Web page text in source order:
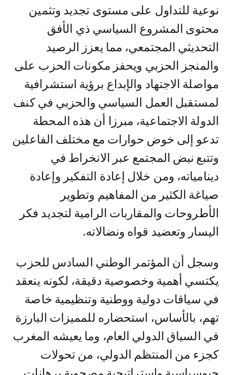
نوعية للتداول على مستوى تجديد وتثمين
محتوى المشروع السياسي ذي الأفق
التحديثي المجتمعي، مما يعزز الرصيد
والمنجز الحزبي ويحفز مكونات الحزب على
مواصلة الاجتهاد والإبداع برؤية استشرافية
لمستقبل العمل السياسي والحزبي في كنف
الدولة الاجتماعية، مبرزا أن هذه المحطة
تدعو إلى خوض حوارات مع مختلف الفاعلين
وتتبع نبض المجتمع عبر الانخراط في
دينامياته، ومن خلال إعادة التفكير وإعادة
صياغة الكثير من المفاهيم وتطوير
الأطروحات والمقاربات الرامية لتجديد فكر
اليسار وتعضيد قواه ونضالاته.
وسجل أن المؤتمر الوطني السادس للحزب
يكتسي أهمية وخصوصية دقيقة، لكونه ينعقد
في سياقات دولية ووطنية وتنظيمية خاصة
تهم، بالأساس، استحضاره للمميزات البارزة
في السياق الدولي العام، وما يعيشه المغرب
كجزء من المنتظم الدولي، من تحولات